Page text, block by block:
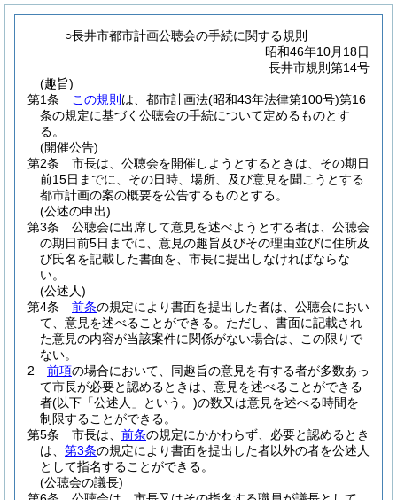
○長井市都市計画公聴会の手続に関する規則
昭和46年10月18日
長井市規則第14号
(趣旨)
第1条
この規則 は、都市計画法(昭和43年法律第100号)第16
条の規定に基づく公聴会の手続について定めるものとす
る。
(開催公告)
第2条
市長は、公聴会を開催しようとするときは、その期日
前15日までに、その日時、場所、及び意見を聞こうとする
都市計画の案の概要を公告するものとする。
(公述の申出)
第3条
公聴会に出席して意見を述べようとする者は、公聴会
の期日前5日までに、意見の趣旨及びその理由並びに住所及
び氏名を記載した書面を、市長に提出しなければならな
い。
(公述人)
第4条
前条の規定により書面を提出した者は、公聴会におい
て、意見を述べることができる。 ただし、書面に記載され
た意見の内容が当該案件に関係がない場合は、この限りで
ない。
2
前項の場合において、同趣旨の意見を有する者が多数あっ
て市長が必要と認めるときは、意見を述べることができる
者(以下「公述人」という。)の数又は意見を述べる時間を
制限することができる。
第5条
市長は、 前条の規定にかかわらず、必要と認めるとき
は、 第3条の規定により書面を提出した者以外の者を公述人
として指名することができる。
(公聴会の議長)